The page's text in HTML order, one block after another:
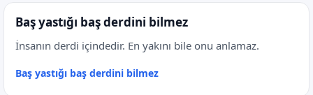
Baş yastığı baş derdini bilmez
İnsanın derdi içindedir. En yakını bile onu anlamaz.
Baş yastığı baş derdini bilmez